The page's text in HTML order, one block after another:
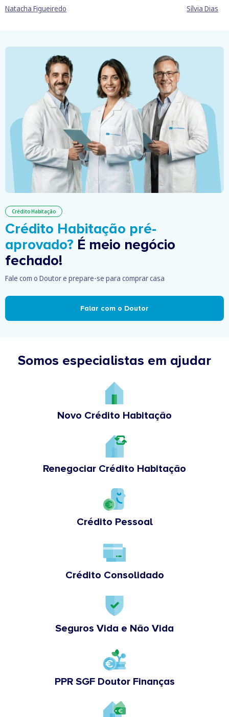
Natacha Figueiredo Sílvia Dias
Crédito Habitação
Crédito Habitação pré-
aprovado? É meio negócio
fechado!
Fale com o Doutor e prepare-se para comprar casa
Falar com o Doutor
Somos especialistas em ajudar
Novo Crédito Habitação
Renegociar Crédito Habitação
Crédito Pessoal
Crédito Consolidado
Seguros Vida e Não Vida
PPR SGF Doutor Finanças